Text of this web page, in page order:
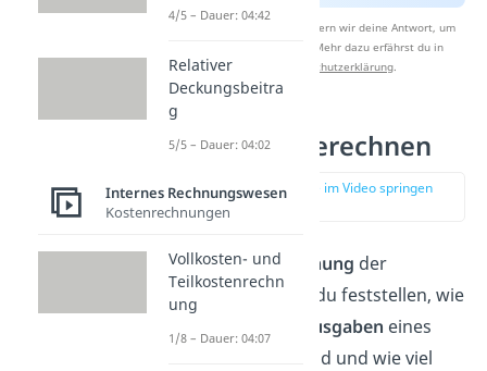
Nach Beantwortung speichern wir deine Antwort, um
Studyflix zu verbessern. Mehr dazu erfährst du in
Datenschutzerklärung
Fixkosten berechnen
zur Stelle im Video springen
Durch die Berechnung der
Fixkosten kannst du feststellen, wie
festen Ausgaben eines
Unternehmens sind und wie viel
4/5 – Dauer: 04:42
Relativer
Deckungsbeitra
g
5/5 – Dauer: 04:02
Internes Rechnungswesen
Kostenrechnungen
Vollkosten- und
Teilkostenrechn
ung
1/8 – Dauer: 04:07